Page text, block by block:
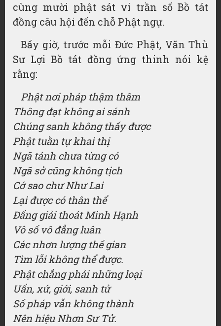
cùng mười phật sát vi trần số Bồ tát
đồng câu hội đến chỗ Phật ngự.
Bấy giờ, trước mỗi Đức Phật, Văn Thù
Sư Lợi Bồ tát đồng ứng thinh nói kệ
rằng:
Phật nơi pháp thậm thâm
Thông đạt không ai sánh
Chúng sanh không thấy được
Phật tuần tự khai thị
Ngã tánh chưa từng có
Ngã sở cũng không tịch
Cớ sao chư Như Lai
Lại được có thân thể
Đấng giải thoát Minh Hạnh
Vô số vô đẳng luân
Các nhơn lượng thế gian
Tìm lỗi không thể được.
Phật chẳng phải những loại
Uẩn, xứ, giới, sanh tử
Số pháp vẫn không thành
Nên hiệu Nhơn Sư Tử.